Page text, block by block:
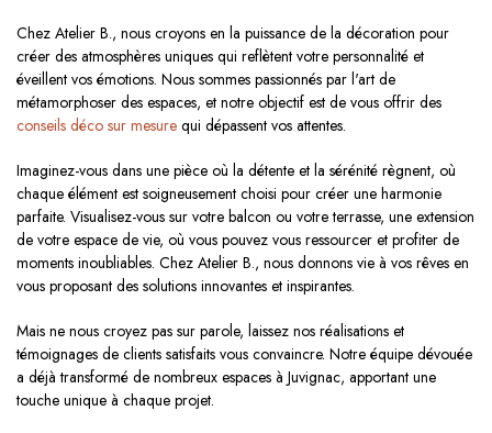
Chez Atelier B., nous croyons en la puissance de la décoration pour
créer des atmosphères uniques qui reflètent votre personnalité et
éveillent vos émotions. Nous sommes passionnés par l'art de
métamorphoser des espaces, et notre objectif est de vous offrir des
conseils déco sur mesure qui dépassent vos attentes.
Imaginez-vous dans une pièce où la détente et la sérénité règnent, où
chaque élément est soigneusement choisi pour créer une harmonie
parfaite. Visualisez-vous sur votre balcon ou votre terrasse, une extension
de votre espace de vie, où vous pouvez vous ressourcer et profiter de
moments inoubliables. Chez Atelier B., nous donnons vie à vos rêves en
vous proposant des solutions innovantes et inspirantes.
Mais ne nous croyez pas sur parole, laissez nos réalisations et
témoignages de clients satisfaits vous convaincre. Notre équipe dévouée
a déjà transformé de nombreux espaces à Juvignac, apportant une
touche unique à chaque projet.